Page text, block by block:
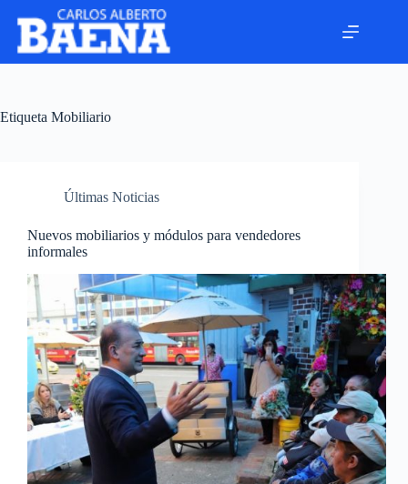
Etiqueta Mobiliario
Últimas Noticias
Nuevos mobiliarios y módulos para vendedores
informales